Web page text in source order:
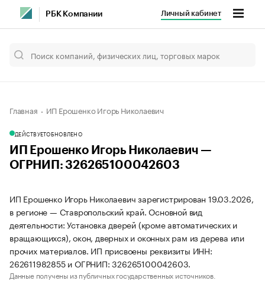
РБК Компании Личный кабинет
Главная ИП Ерошенко Игорь Николаевич
ДЕЙСТВУЕТОБНОВЛЕНО
ИП Ерошенко Игорь Николаевич —
ОГРНИП: 326265100042603
ИП Ерошенко Игорь Николаевич зарегистрирован 19.03.2026,
в регионе — Ставропольский край. Основной вид
деятельности: Установка дверей (кроме автоматических и
вращающихся), окон, дверных и оконных рам из дерева или
прочих материалов. ИП присвоены реквизиты ИНН:
262611982855 и ОГРНИП: 326265100042603.
Данные получены из публичных государственных источников.